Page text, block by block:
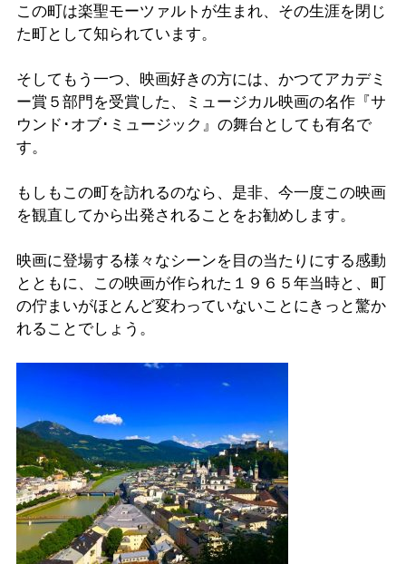
この町は楽聖モーツァルトが生まれ、その生涯を閉じ
た町として知られています。
そしてもう一つ、映画好きの方には、かつてアカデミ
ー賞５部門を受賞した、ミュージカル映画の名作『サ
ウンド･オブ･ミュージック』の舞台としても有名で
す。
もしもこの町を訪れるのなら、是非、今一度この映画
を観直してから出発されることをお勧めします。
映画に登場する様々なシーンを目の当たりにする感動
とともに、この映画が作られた１９６５年当時と、町
の佇まいがほとんど変わっていないことにきっと驚か
れることでしょう。